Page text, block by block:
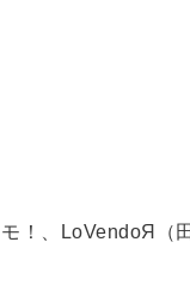
！、LoVendoЯ（田